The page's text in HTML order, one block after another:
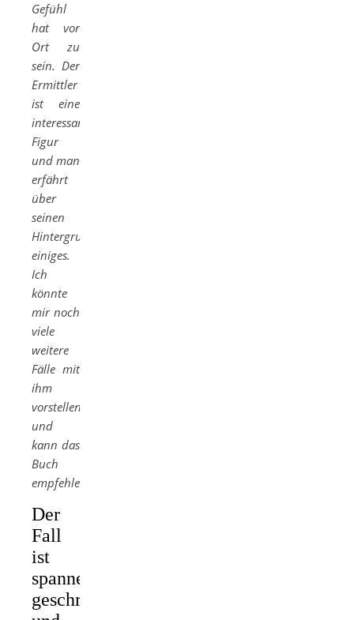
Gefühl
hat vor
Ort zu
sein. Der
Ermittler
ist eine
interessante
Figur
und man
erfährt
über
seinen
Hintergrund
einiges.
Ich
könnte
mir noch
viele
weitere
Fälle mit
ihm
vorstellen
und
kann das
Buch
empfehlen.“
Der
Fall
ist
spannend
geschrieben